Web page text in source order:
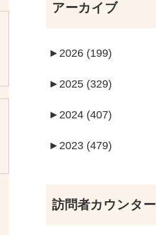
アーカイブ
► 2026 (199)
► 2025 (329)
► 2024 (407)
► 2023 (479)
訪問者カウンター